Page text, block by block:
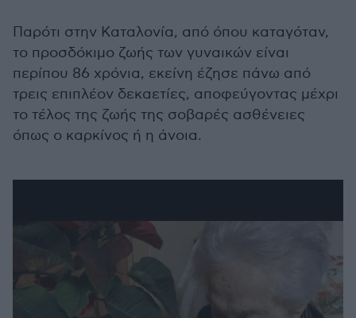
Παρότι στην Καταλονία, από όπου καταγόταν,
το προσδόκιμο ζωής των γυναικών είναι
περίπου 86 χρόνια, εκείνη έζησε πάνω από
τρεις επιπλέον δεκαετίες, αποφεύγοντας μέχρι
το τέλος της ζωής της σοβαρές ασθένειες
όπως ο καρκίνος ή η άνοια.